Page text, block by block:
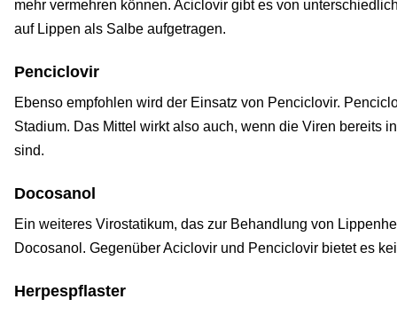
mehr vermehren können. Aciclovir gibt es von
auf Lippen als Salbe aufgetragen.
Penciclovir
Ebenso empfohlen wird der Einsatz von Penciclovir.
Stadium. Das Mittel wirkt also auch, wenn die Viren bereits
sind.
Docosanol
Ein weiteres Virostatikum, das zur Behandlung von
Docosanol. Gegenüber Aciclovir und Penciclovir bietet es
Herpespflaster